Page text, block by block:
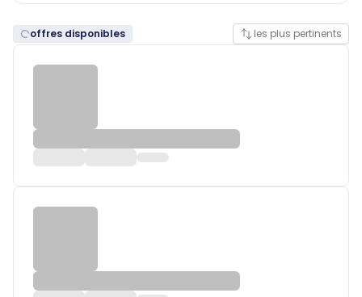
offres disponibles les plus pertinents